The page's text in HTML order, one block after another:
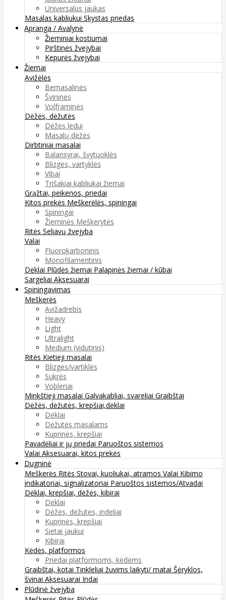
Universalus jaukas
Masalas kabliukui Skystas priedas
Apranga / Avalynė
Žieminiai kostiumai
Pirštinės žvejybai
Kepurės žvejybai
Žiemai
Avižėlės
Bemasalinės
Švininės
Volframinės
Dėžės, dėžutės
Dėžės ledui
Masalų dėžės
Dirbtiniai masalai
Balansyrai, švytuoklės
Blizgės, vartyklės
Vibai
Trišakiai kabliukai žiemai
Grąžtai, peikenos, priedai
Kitos prekės Meškerėlės, spiningai
Spiningai
Žieminės Meškerytės
Ritės Seliavų žvejyba
Valai
Fluorokarboninis
Monofilamentinis
Dėklai Plūdės žiemai Palapinės žiemai / kūbai
Sargeliai Aksesuarai
Spiningavimas
Meškerės
Avižadrebis
Heavy
Light
Ultralight
Medium (vidutinis)
Ritės Kietieji masalai
Blizgės/vartiklės
Sukrės
Vobleriai
Minkštieji masalai Galvakabliai, svareliai Graibštai
Dėžės, dėžutės, krepšiai,dėklai
Dėklai
Dėžutės masalams
Kuprinės, krepšiai
Pavadėliai ir jų priedai Paruoštos sistemos
Valai Aksesuarai, kitos prekės
Dugninė
Meškerės Ritės Stovai, kuoliukai, atramos Valai Kibimo
indikatoriai, signalizatoriai Paruoštos sistemos/Atvadai
Dėklai, krepšiai, dėžės, kibirai
Dėklai
Dėžės, dėžutės, indeliai
Kuprinės, krepšiai
Sietai jaukui
Kibirai
Kėdės, platformos
Priedai platformoms, kėdėms
Graibštai, kotai Tinkleliai žuvims laikyti/ matai Šėryklos,
švinai Aksesuarai Indai
Plūdinė žvejyba